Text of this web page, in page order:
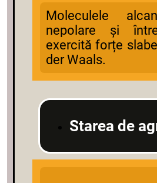
Moleculele
nepolare și
exercită forțe
der Waals.
Starea de